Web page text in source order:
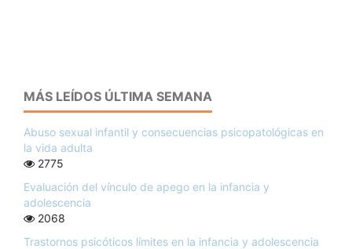
MÁS LEÍDOS ÚLTIMA SEMANA
Abuso sexual infantil y consecuencias psicopatológicas en
la vida adulta
2775
Evaluación del vínculo de apego en la infancia y
adolescencia
2068
Trastornos psicóticos límites en la infancia y adolescencia